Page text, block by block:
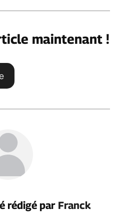
maintenant !
rédigé par Franck